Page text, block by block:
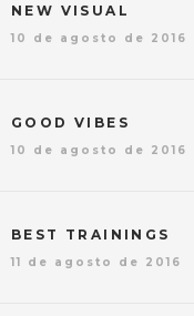
NEW VISUAL
10 de agosto de 2016
GOOD VIBES
10 de agosto de 2016
BEST TRAININGS
11 de agosto de 2016